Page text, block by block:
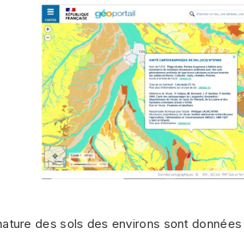
des sols des environs sont